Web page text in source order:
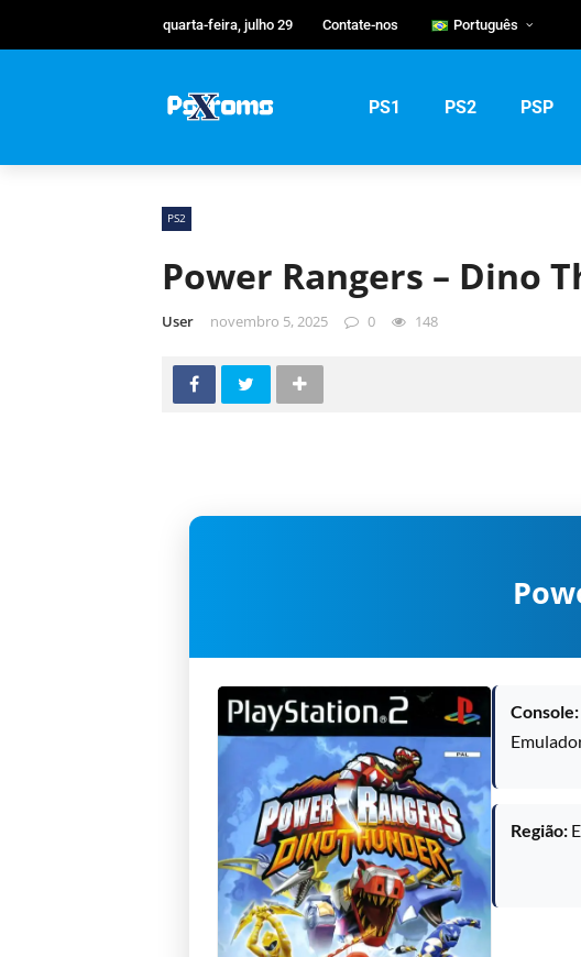
quarta-feira, julho 29 Contate-nos Português
Português
PS1 PS2 PSP
PS2
Power Rangers – Dino
User novembro 5, 2025 0 148
Console:
Região: